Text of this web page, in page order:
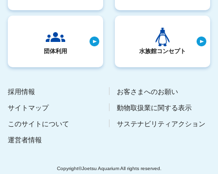
団体利用 水族館コンセプト
採用情報 お客さまへのお願い
サイトマップ 動物取扱業に関する表示
このサイトについて サステナビリティアクション
運営者情報
Copyright©Joetsu Aquarium All rights reserved.